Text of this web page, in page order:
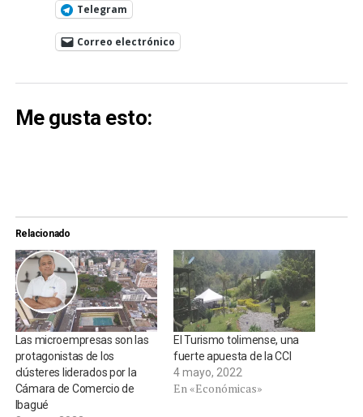
Telegram
Correo electrónico
Me gusta esto:
Relacionado
Las microempresas son las
protagonistas de los
clústeres liderados por la
Cámara de Comercio de
Ibagué
El Turismo tolimense, una
fuerte apuesta de la CCI
4 mayo, 2022
En «Económicas»